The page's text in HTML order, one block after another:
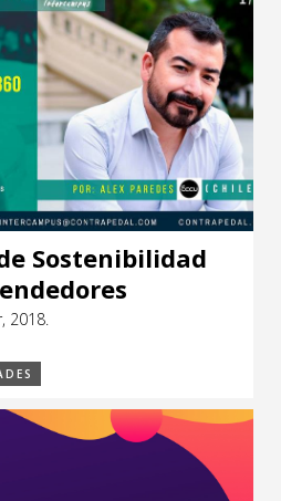
Sostenibilidad
2018.